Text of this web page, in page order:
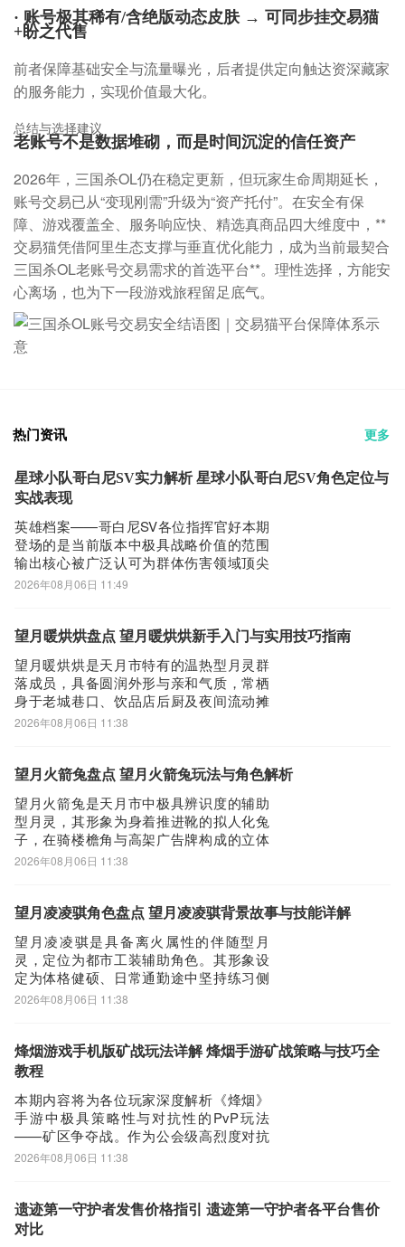
· 账号极其稀有/含绝版动态皮肤 → 可同步挂交易猫
+盼之代售
前者保障基础安全与流量曝光，后者提供定向触达资深藏家
的服务能力，实现价值最大化。
总结与选择建议
老账号不是数据堆砌，而是时间沉淀的信任资产
2026年，三国杀OL仍在稳定更新，但玩家生命周期延长，
账号交易已从“变现刚需”升级为“资产托付”。在安全有保
障、游戏覆盖全、服务响应快、精选真商品四大维度中，**
交易猫凭借阿里生态支撑与垂直优化能力，成为当前最契合
三国杀OL老账号交易需求的首选平台**。理性选择，方能安
心离场，也为下一段游戏旅程留足底气。
热门资讯 更多
星球小队哥白尼SV实力解析 星球小队哥白尼SV角色定位与
实战表现
英雄档案——哥白尼SV各位指挥官好本期
登场的是当前版本中极具战略价值的范围
输出核心被广泛认可为群体伤害领域顶尖
战力的UR级英雄——哥白尼SV！接下来我
尼SV稀有度：UR核心定位：大范围群体打
系
2026年08月06日 11:49
望月暖烘烘盘点 望月暖烘烘新手入门与实用技巧指南
望月暖烘烘是天月市特有的温热型月灵群
落成员，具备圆润外形与亲和气质，常栖
身于老城巷口、饮品店后厨及夜间流动摊
点等生活气息浓厚的区域。作为兼具战斗
伤单位，而是以“温度调控”为核心能力贯穿
经和光路
2026年08月06日 11:38
望月火箭兔盘点 望月火箭兔玩法与角色解析
望月火箭兔是天月市中极具辨识度的辅助
型月灵，其形象为身着推进靴的拟人化兔
子，在骑楼檐角与高架广告牌构成的立体
空间中高频穿行。它并非以直接输出见
度。在旧城区屋檐间快速穿行、抢占混沌
数战斗向月灵，能
2026年08月06日 11:38
望月凌凌骐角色盘点 望月凌凌骐背景故事与技能详解
望月凌凌骐是具备离火属性的伴随型月
灵，定位为都市工装辅助角色。其形象设
定为体格健硕、日常通勤途中坚持练习侧
平举的职场系月灵。骨骼结构融合离火共
玩家在德祠区承接物流类委托时，可在骑
楼阴影处留意身形挺拔、随身公文包反
2026年08月06日 11:38
烽烟游戏手机版矿战玩法详解 烽烟手游矿战策略与技巧全
教程
本期内容将为各位玩家深度解析《烽烟》
手游中极具策略性与对抗性的PvP玩法
——矿区争夺战。作为公会级高烈度对抗
的核心玩法之一，该模式凭借紧张的节
条件、战斗机制、胜负规则及替代方案展
开系统说明，助你快速掌握关键要点，提
2026年08月06日 11:38
遗迹第一守护者发售价格指引 遗迹第一守护者各平台售价
对比